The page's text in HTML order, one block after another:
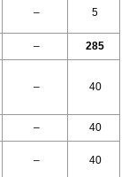
– 5
– 285
– 40
– 40
– 40